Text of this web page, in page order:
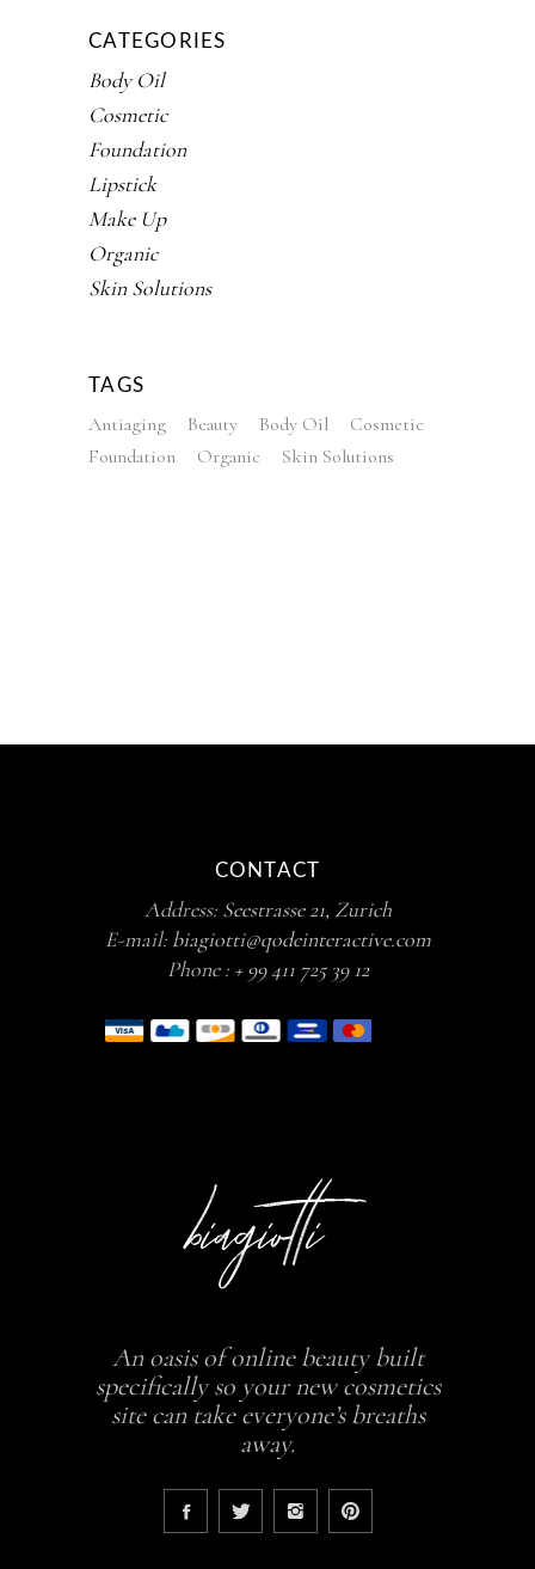
CATEGORIES
Body Oil
Cosmetic
Foundation
Lipstick
Make Up
Organic
Skin Solutions
TAGS
Antiaging Beauty Body Oil
Cosmetic
Foundation
Organic Skin Solutions
CONTACT
Address: Seestrasse 21, Zurich
E-mail: biagiotti@qodeinteractive.com
Phone : + 99 411 725 39 12
An oasis of online beauty built
specifically so your new cosmetics
site can take everyone’s breaths
away.